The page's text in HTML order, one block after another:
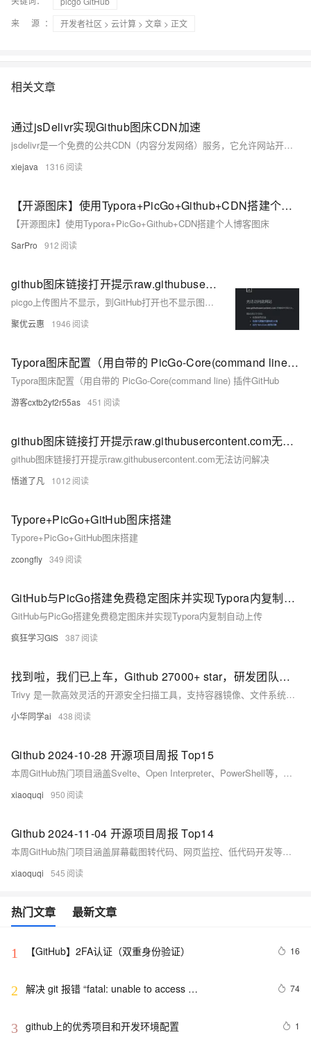
来 源：
开发者社区 > 云计算 > 文章 > 正文
相关文章
通过jsDelivr实现Github图床CDN加速
jsdelivr是一个免费的公共CDN（内容分发网络）服务，它允许网站开发者将他们的代码库、JavaScript库、字体和其他资源托管在jsdelivr上，并通过jsdelivr的CDN网络进行快速分发。使用jsdelivr可以有效地减少用户下载资源的时间，提高网页加载速度，同时减轻原始服务器的负载。
xiejava 1316
【开源图床】使用Typora+PicGo+Github+CDN搭建个人博客图床
【开源图床】使用Typora+PicGo+Github+CDN搭建个人博客图床
SarPro 912
github图床链接打开提示raw.githubusercontent.com无法访问解决
picgo上传图片不显示，到GitHub打开也不显示图片，粘贴链接访问提示“raw.githubusercontent.com无法访问”，百度搜索后修改了下hosts解决了。
聚优云惠 1946
Typora图床配置（用自带的 PicGo-Core(command line) 插件GitHub
Typora图床配置（用自带的 PicGo-Core(command line) 插件GitHub
游客cxtb2yf2r55as 451
github图床链接打开提示raw.githubusercontent.com无法访问解决
github图床链接打开提示raw.githubusercontent.com无法访问解决
悟道了凡 1012
Typore+PicGo+GitHub图床搭建
Typore+PicGo+GitHub图床搭建
zcongfly 349
GitHub与PicGo搭建免费稳定图床并实现Typora内复制自动上传
GitHub与PicGo搭建免费稳定图床并实现Typora内复制自动上传
疯狂学习GIS 387
找到啦，我们已上车，Github 27000+ star，研发团队必备开源工具项目，真丝滑！！！
Trivy 是一款高效灵活的开源安全扫描工具，支持容器镜像、文件系统、Kubernetes 等多目标扫描，具备快速、易用、集成性强等特点，适用于 DevSecOps 全流程安全检测。
小华同学ai 438
Github 2024-10-28 开源项目周报 Top15
本周GitHub热门项目涵盖Svelte、Open Interpreter、PowerShell等，涉及Web开发、AI助手、自动化工具等领域，Python、JavaScript为主流语言，展现开源技术活跃生态。（239字）
xiaoquqi 950
Github 2024-11-04 开源项目周报 Top14
本周GitHub热门项目涵盖屏幕截图转代码、网页监控、低代码开发等。Python与TypeScript主导，亮点项目包括AI生成代码工具、开源社交应用Bluesky及机器人框架LeRobot，展现AI与自动化技术的快速发展趋势。
xiaoquqi 545
热门文章 最新文章
1 【GitHub】2FA认证（双重身份验证） 16
2 解决 git 报错 “fatal: unable to access
was rese
74
3 github上的优秀项目和开发环境配置 1